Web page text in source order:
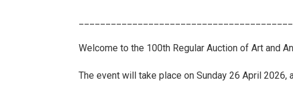
Welcome to the 100th Regular Auction of Art and
The event will take place on Sunday 26 April